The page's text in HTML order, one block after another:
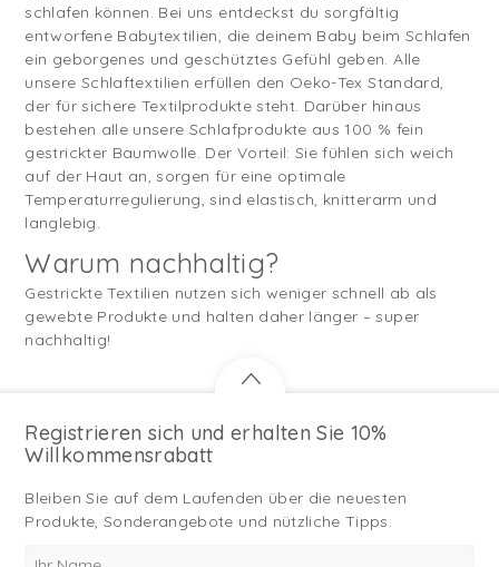
schlafen können. Bei uns entdeckst du sorgfältig
entworfene Babytextilien, die deinem Baby beim Schlafen
ein geborgenes und geschütztes Gefühl geben. Alle
unsere Schlaftextilien erfüllen den Oeko-Tex Standard,
der für sichere Textilprodukte steht. Darüber hinaus
bestehen alle unsere Schlafprodukte aus 100 % fein
gestrickter Baumwolle. Der Vorteil: Sie fühlen sich weich
auf der Haut an, sorgen für eine optimale
Temperaturregulierung, sind elastisch, knitterarm und
langlebig.
Warum nachhaltig?
Gestrickte Textilien nutzen sich weniger schnell ab als
gewebte Produkte und halten daher länger – super
nachhaltig!
Registrieren sich und erhalten Sie 10%
Willkommensrabatt
Bleiben Sie auf dem Laufenden über die neuesten
Produkte, Sonderangebote und nützliche Tipps.